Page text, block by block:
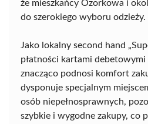
że mieszkańcy Ozorkowa i
do szerokiego wyboru odzieży.
Jako lokalny second hand
płatności kartami
znacząco podnosi komfort
dysponuje specjalnym
osób niepełnosprawnych,
szybkie i wygodne zakupy, co